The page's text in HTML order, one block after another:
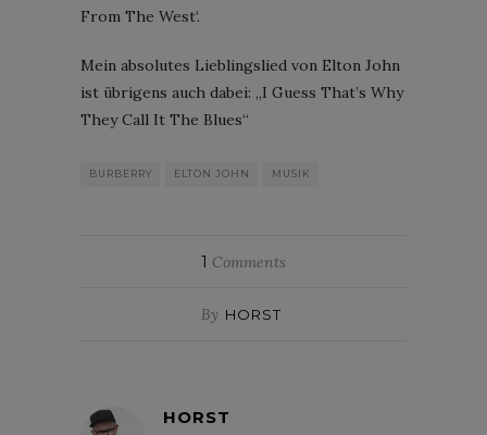
From The West‘.
Mein absolutes Lieblingslied von Elton John
ist übrigens auch dabei: „I Guess That’s Why
They Call It The Blues“
BURBERRY ELTON JOHN MUSIK
1 Comments
By HORST
HORST